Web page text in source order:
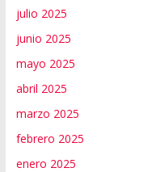
julio 2025
junio 2025
mayo 2025
abril 2025
marzo 2025
febrero 2025
enero 2025